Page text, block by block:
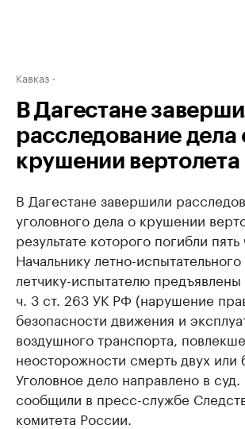
Кавказ
В Дагестане
расследование дела
крушении вертолета
В Дагестане завершили
уголовного дела о крушении
результате которого погибли пять
Начальнику летно-
летчику-испытателю
ч. 3 ст. 263 УК РФ (нарушение
безопасности движения и
воздушного транспорта,
неосторожности смерть двух или
Уголовное дело направлено в
сообщили в пресс-службе
комитета России.